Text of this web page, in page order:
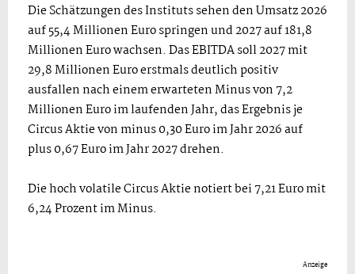
Die Schätzungen des Instituts sehen den Umsatz 2026
auf 55,4 Millionen Euro springen und 2027 auf 181,8
Millionen Euro wachsen. Das EBITDA soll 2027 mit
29,8 Millionen Euro erstmals deutlich positiv
ausfallen nach einem erwarteten Minus von 7,2
Millionen Euro im laufenden Jahr, das Ergebnis je
Circus Aktie von minus 0,30 Euro im Jahr 2026 auf
plus 0,67 Euro im Jahr 2027 drehen.
Die hoch volatile Circus Aktie notiert bei 7,21 Euro mit
6,24 Prozent im Minus.
Anzeige